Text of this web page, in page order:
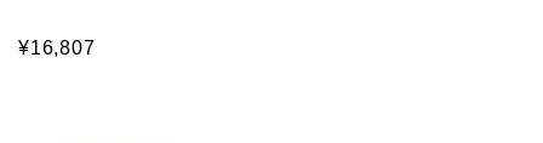
¥16,807